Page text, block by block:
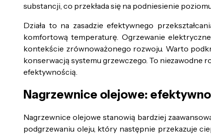
substancji, co przekłada się na podniesienie
Działa to na zasadzie efektywnego
komfortową temperaturę. Ogrzewanie
kontekście zrównoważonego rozwoju. Warto
konserwacją systemu grzewczego. To niezawodne
efektywnością.
Nagrzewnice olejowe:
Nagrzewnice olejowe stanowią bardziej
podgrzewaniu oleju, który następnie przekazuje